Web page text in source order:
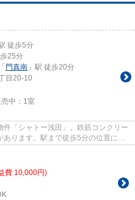
徒歩5分
25分
「 門真南 」駅 徒歩20分
目20-10
中： 1室
「シャトー浅田」。鉄筋コンクリー
あります。駅まで徒歩5分の位置に立
費 10,000円)